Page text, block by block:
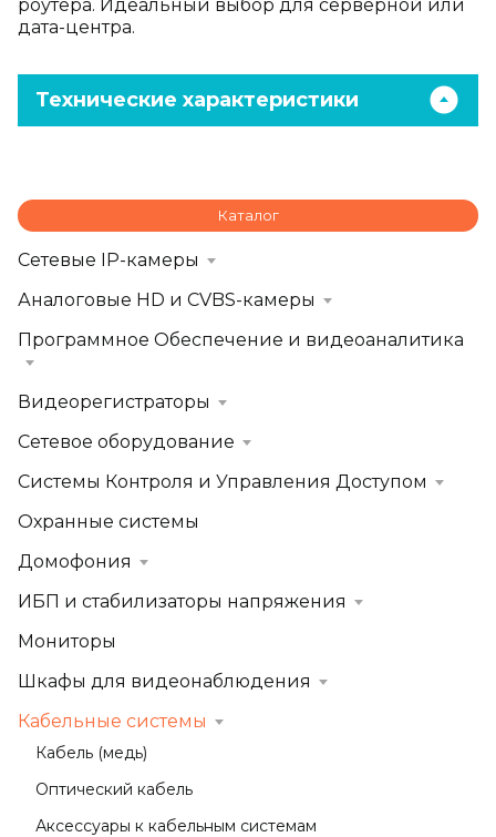
роутера. Идеальный выбор для серверной или
дата-центра.
Технические характеристики
Каталог
Сетевые IP-камеры
Аналоговые HD и CVBS-камеры
Программное Обеспечение и видеоаналитика
Видеорегистраторы
Сетевое оборудование
Системы Контроля и Управления Доступом
Охранные системы
Домофония
ИБП и стабилизаторы напряжения
Мониторы
Шкафы для видеонаблюдения
Кабельные системы
Кабель (медь)
Оптический кабель
Аксессуары к кабельным системам